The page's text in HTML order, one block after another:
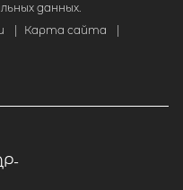
данных.
Карта сайта